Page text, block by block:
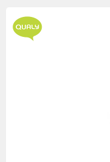
зображення
продуктів